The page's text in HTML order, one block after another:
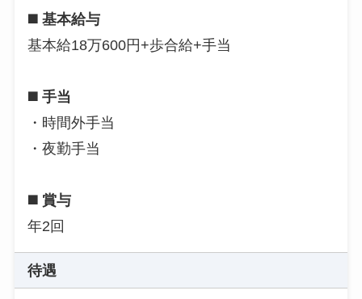
◼️ 基本給与
基本給18万600円+歩合給+手当
◼️ 手当
・時間外手当
・夜勤手当
◼️ 賞与
年2回
待遇